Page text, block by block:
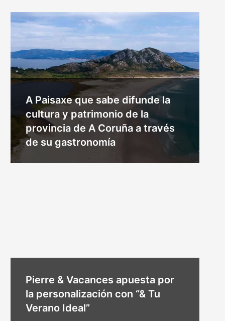
A Paisaxe que sabe difunde la
cultura y patrimonio de la
provincia de A Coruña a través
de su gastronomía
Pierre & Vacances apuesta por
la personalización con “& Tu
Verano Ideal”